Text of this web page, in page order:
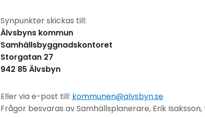
Synpunkter skickas till:
Älvsbyns kommun
Samhällsbyggnadskontoret
Storgatan 27
942 85 Älvsbyn
Eller via e-post till: kommunen@alvsbyn.se
Frågor besvaras av Samhällsplanerare, Erik Isaksson,